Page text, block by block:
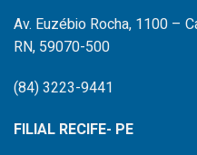
Av. Euzébio Rocha, 1100 –
RN, 59070-500
(84) 3223-9441
FILIAL RECIFE- PE